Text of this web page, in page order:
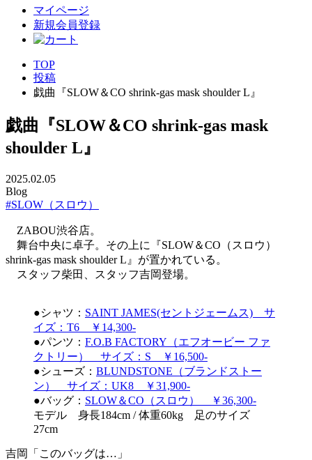
マイページ
新規会員登録
TOP
投稿
戯曲『SLOW＆CO shrink-gas mask shoulder L』
戯曲『SLOW＆CO shrink-gas mask
shoulder L』
2025.02.05
Blog
#SLOW（スロウ）
ZABOU渋谷店。
舞台中央に卓子。その上に『SLOW＆CO（スロウ）
shrink-gas mask shoulder L』が置かれている。
スタッフ柴田、スタッフ吉岡登場。
●シャツ： SAINT JAMES(セントジェームス) サ
イズ：T6 ￥14,300-
●パンツ： F.O.B FACTORY（エフオービー ファ
クトリー） サイズ：S ￥16,500-
●シューズ： BLUNDSTONE（ブランドストー
ン） サイズ：UK8 ￥31,900-
●バッグ： SLOW＆CO（スロウ） ￥36,300-
モデル 身長184cm / 体重60kg 足のサイズ
27cm
吉岡「このバッグは…」